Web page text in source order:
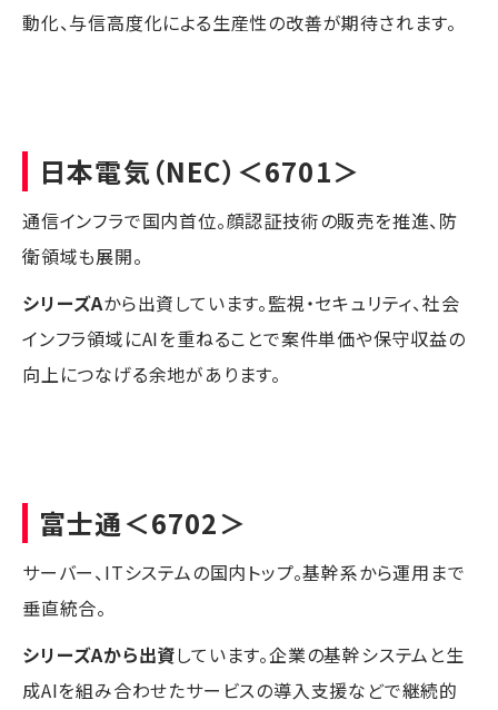
動化、与信高度化による生産性の改善が期待されます。
日本電気（NEC）＜6701＞
通信インフラで国内首位。顔認証技術の販売を推進、防
衛領域も展開。
シリーズAから出資しています。監視・セキュリティ、社会
インフラ領域にAIを重ねることで案件単価や保守収益の
向上につなげる余地があります。
富士通＜6702＞
サーバー、ITシステムの国内トップ。基幹系から運用まで
垂直統合。
シリーズAから出資しています。企業の基幹システムと生
成AIを組み合わせたサービスの導入支援などで継続的